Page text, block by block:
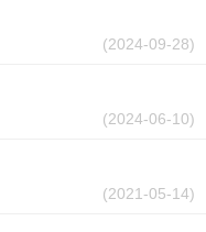
(2024-09-28)
(2024-06-10)
(2021-05-14)